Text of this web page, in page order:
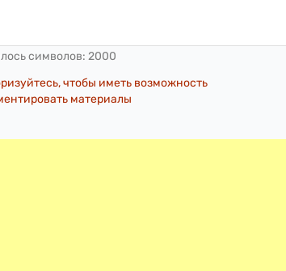
символов: 2000
чтобы иметь возможность
материалы